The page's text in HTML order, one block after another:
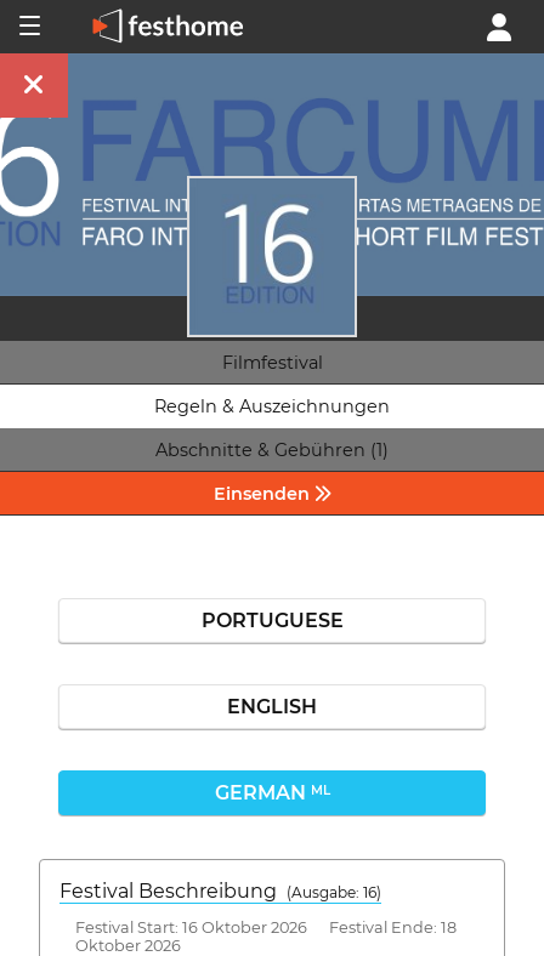
Filmfestival
Regeln & Auszeichnungen
Abschnitte & Gebühren (1)
Einsenden
PORTUGUESE
ENGLISH
GERMAN ML
Festival Beschreibung
(Ausgabe: 16)
Festival Start: 16 Oktober 2026 Festival Ende: 18
Oktober 2026